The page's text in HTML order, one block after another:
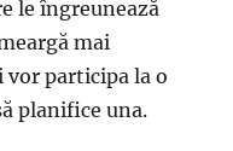
le îngreunează
mai
vor participa la o
planifice una.